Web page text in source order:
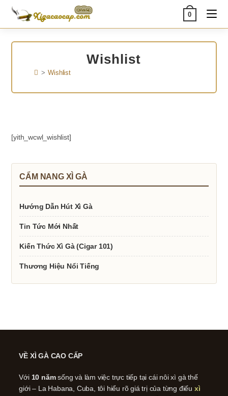
Skip
content
0
Wishlist
> Wishlist
[yith_wcwl_wishlist]
CẨM NANG XÌ GÀ
Hướng Dẫn Hút Xì Gà
Tin Tức Mới Nhất
Kiến Thức Xì Gà (Cigar 101)
Thương Hiệu Nổi Tiếng
VỀ XÌ GÀ CAO CẤP
Với 10 nămsống và làm việc trực tiếp tại cái nôi xì gà thế
giới – La Habana, Cuba, tôi hiểu rõ giá trị của từng điếu xì